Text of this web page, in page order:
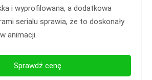
i wyprofilowana, a dodatkowa
serialu sprawia, że to doskonały
animacji.
Sprawdź cenę